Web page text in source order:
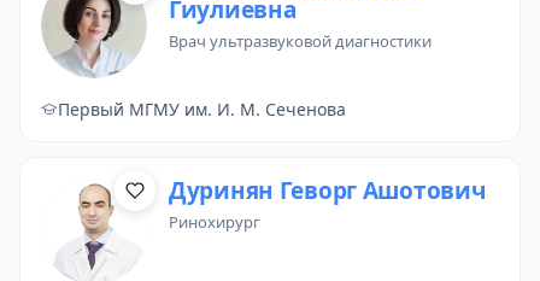
Гиулиевна
врач ультразвуковой диагностики
Первый МГМУ им. И. М. Сеченова
Дуринян Геворг Ашотович
ринохирург